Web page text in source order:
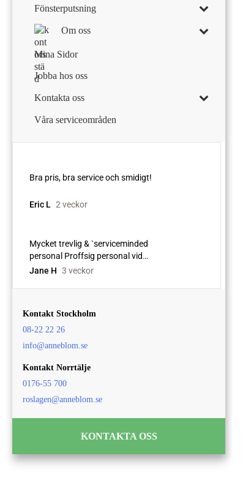
Fönsterputsning
Om oss
Mina Sidor
Jobba hos oss
Kontakta oss
Våra serviceområden
Kontakt Stockholm
08-22 22 26
info@anneblom.se
Kontakt Norrtälje
0176-55 700
roslagen@anneblom.se
KONTAKTA OSS